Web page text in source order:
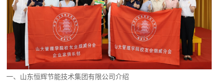
一、山东恒辉节能技术集团有限公司介绍